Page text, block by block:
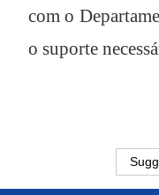
com o
o suporte